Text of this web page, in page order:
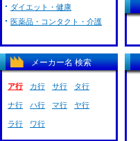
ダイエット・健康
医薬品・コンタクト・介護
メーカー名 検索
ア行 カ行 サ行 タ行
ナ行 ハ行 マ行 ヤ行
ラ行 ワ行